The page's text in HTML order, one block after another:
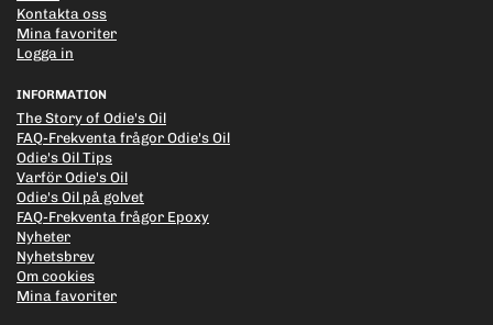
Kontakta oss
Mina favoriter
Logga in
INFORMATION
The Story of Odie's Oil
FAQ-Frekventa frågor Odie's Oil
Odie's Oil Tips
Varför Odie's Oil
Odie's Oil på golvet
FAQ-Frekventa frågor Epoxy
Nyheter
Nyhetsbrev
Om cookies
Mina favoriter